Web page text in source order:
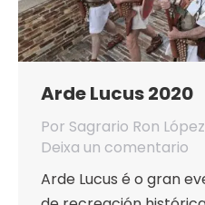
Arde Lucus 2020
Por Sagrario Ron López
Deixa un comentario
Arde Lucus é o gran